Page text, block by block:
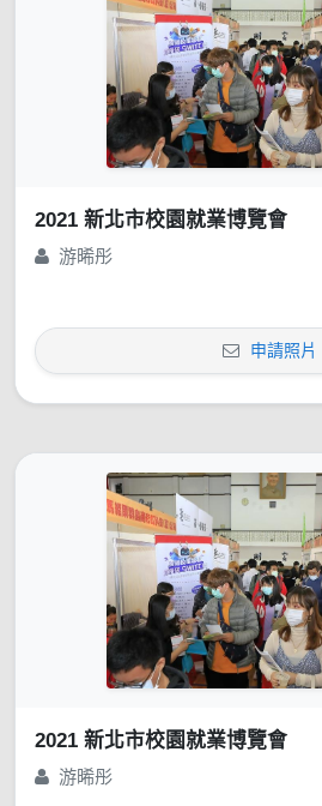
2021 新北市校園就業博覽會
游晞彤
申請照片
2021 新北市校園就業博覽會
游晞彤